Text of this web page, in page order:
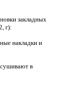
закладных
г):
накладки и
в